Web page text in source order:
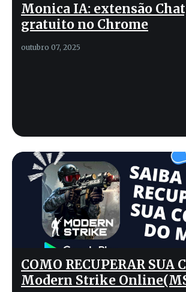
Monica IA: extensão
gratuito no Chrome
outubro 07, 2025
COMO RECUPERAR SUA
Modern Strike